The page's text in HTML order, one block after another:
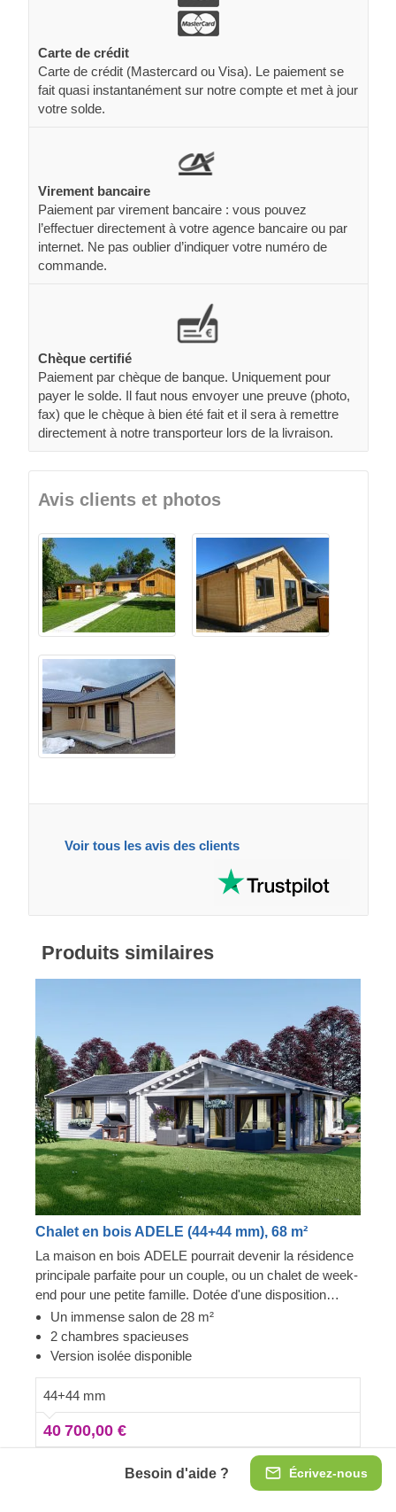
Carte de crédit
Carte de crédit (Mastercard ou Visa). Le paiement se
fait quasi instantanément sur notre compte et met à jour
votre solde.
Virement bancaire
Paiement par virement bancaire : vous pouvez
l’effectuer directement à votre agence bancaire ou par
internet. Ne pas oublier d’indiquer votre numéro de
commande.
Chèque certifié
Paiement par chèque de banque. Uniquement pour
payer le solde. Il faut nous envoyer une preuve (photo,
fax) que le chèque à bien été fait et il sera à remettre
directement à notre transporteur lors de la livraison.
Avis clients et photos
Voir tous les avis des clients
Écrivez-nous
Besoin d'aide ?
Produits similaires
Chalet en bois ADELE (44+44 mm), 68 m²
La maison en bois ADELE pourrait devenir la résidence
principale parfaite pour un couple, ou un chalet de week-
end pour une petite famille. Dotée d'une disposition
extrêmement pratique, avec deux chambres d'un côté et
un salon spacieux combiné à une cuisine de l'autre,
ADELE représente parfaitement l'esthétique
maison est livrée en kit sans peinture, celle-ci est
disponible en supplément. Néanmoins, comme vous
pouvez le voir, la façade est tout simplement magnifique
en blanc ! Pour votre plus grand confort, une version
isolée de ce modèle est également disponible.
Un immense salon de 28 m²
2 chambres spacieuses
Version isolée disponible
44+44 mm
40 700,00 €